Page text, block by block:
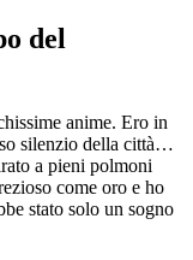
del
anime. Ero in
silenzio della città…
a pieni polmoni
come oro e ho
stato solo un sogno